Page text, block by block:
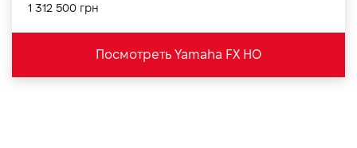
1 312 500 грн
Посмотреть Yamaha FX HO